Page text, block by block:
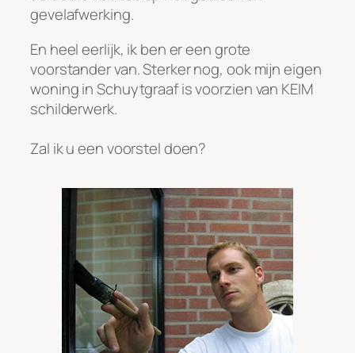
gevelafwerking.
En heel eerlijk, ik ben er een grote
voorstander van. Sterker nog, ook mijn eigen
woning in Schuytgraaf is voorzien van KEIM
schilderwerk.
Zal ik u een voorstel doen?